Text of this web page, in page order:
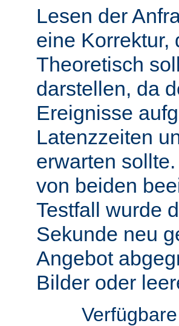
Lesen der
eine Korrektur,
Theoretisch
darstellen, da
Ereignisse
Latenzzeiten
erwarten
von beiden
Testfall wurde
Sekunde neu
Angebot
Bilder oder